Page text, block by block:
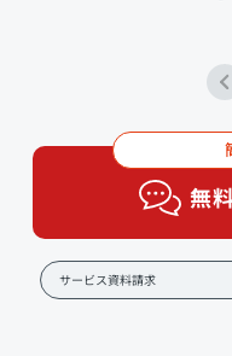
無
サービス資料請求